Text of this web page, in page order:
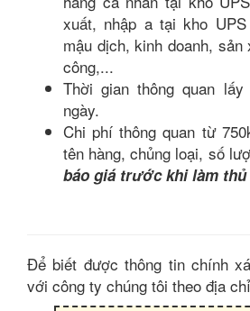
xuất, nhập a tại kho
mậu dịch, kinh doanh,
công,...
Thời gian thông quan
ngày.
Chi phí thông quan từ
tên hàng, chủng loại, số
báo giá trước khi làm thủ
Để biết được thông tin chính
với công ty chúng tôi theo địa